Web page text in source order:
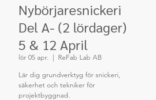
Nybörjaresnickeri
Del A- (2 lördager)
5 & 12 April
lör 05 apr.
  |
ReFab Lab AB
Lär dig grundverktyg för snickeri,
säkerhet och tekniker för
projektbyggnad.